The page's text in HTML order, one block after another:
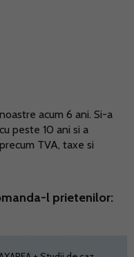
acum 6 ani. Si-a
peste 10 ani si a
TVA, taxe si
l prietenilor: